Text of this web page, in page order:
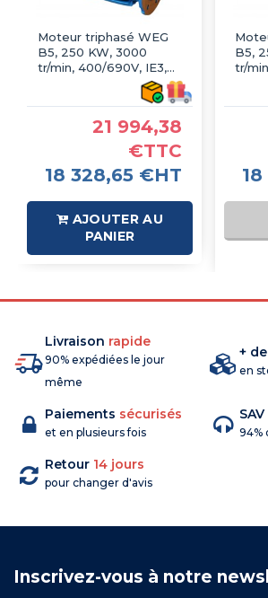
Moteur triphasé WEG
B5, 250 KW, 3000
tr/min, 400/690V, IE3,
21 994,38
€TTC
18 328,65 €HT
AJOUTER AU
PANIER
B5,
tr/
Livraison rapide
90% expédiées le jour
même
+ de
en
Paiements sécurisés
et en plusieurs fois
SAV
94%
Retour 14 jours
pour changer d'avis
Inscrivez-vous à notre